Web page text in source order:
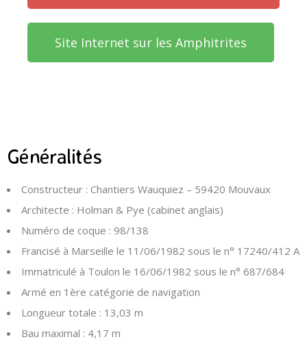
Site Internet sur les Amphitrites
Généralités
Constructeur : Chantiers Wauquiez – 59420 Mouvaux
Architecte : Holman & Pye (cabinet anglais)
Numéro de coque : 98/138
Francisé à Marseille le 11/06/1982 sous le n° 17240/412 A
Immatriculé à Toulon le 16/06/1982 sous le n° 687/684
Armé en 1ère catégorie de navigation
Longueur totale : 13,03 m
Bau maximal : 4,17 m